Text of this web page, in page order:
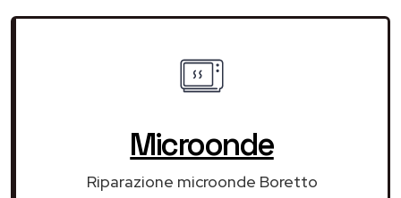
Microonde
Riparazione microonde Boretto